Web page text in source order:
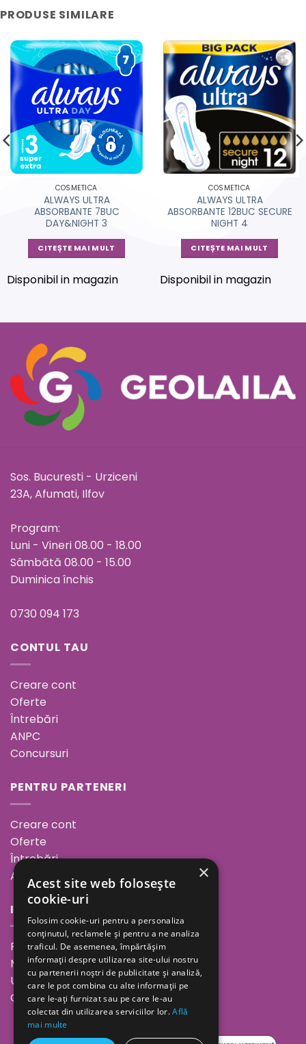
PRODUSE SIMILARE
COSMETICA
ALWAYS ULTRA
ABSORBANTE 7BUC
DAY&NIGHT 3
CITEȘTE MAI MULT
Disponibil in magazin
COSMETICA
ALWAYS ULTRA
ABSORBANTE 12BUC SECURE
NIGHT 4
CITEȘTE MAI MULT
Disponibil in magazin
Sos. Bucuresti - Urziceni
23A, Afumati, Ilfov
Program:
Luni - Vineri 08.00 - 18.00
Sâmbătă 08.00 - 15.00
Duminica închis
0730 094 173
CONTUL TAU
Creare cont
Oferte
Întrebări
ANPC
Concursuri
PENTRU PARTENERI
Creare cont
Oferte
Întrebări
ANPC
INFORMAȚII
Povestea noastră
Minutul de inspirație
Unde ne găsești
Cariere
×
Acest site web folosește
cookie-uri
Folosim cookie-uri pentru a personaliza
conținutul, reclamele și pentru a ne analiza
traficul. De asemenea, împărtășim
informații despre utilizarea site-ului nostru
cu partenerii noștri de publicitate și analiză,
care le pot combina cu alte informații pe
care le-ați furnizat sau pe care le-au
colectat din utilizarea serviciilor lor.Află
mai multe